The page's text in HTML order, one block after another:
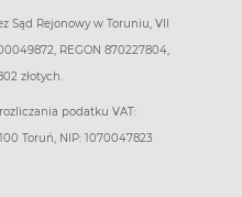
Sąd Rejonowy w Toruniu, VII
REGON 870227804,
złotych.
podatku VAT:
Toruń, NIP: 1070047823